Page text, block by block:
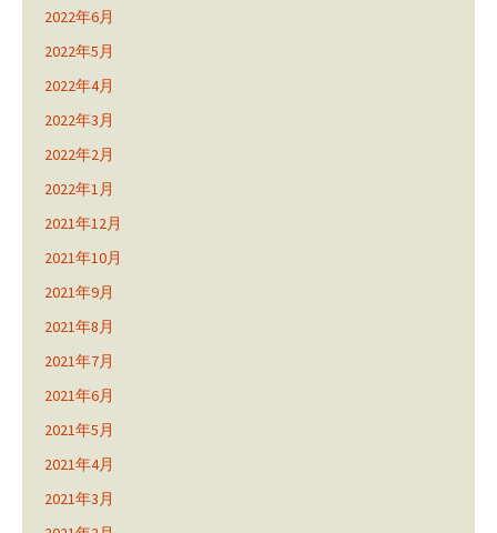
2022年6月
2022年5月
2022年4月
2022年3月
2022年2月
2022年1月
2021年12月
2021年10月
2021年9月
2021年8月
2021年7月
2021年6月
2021年5月
2021年4月
2021年3月